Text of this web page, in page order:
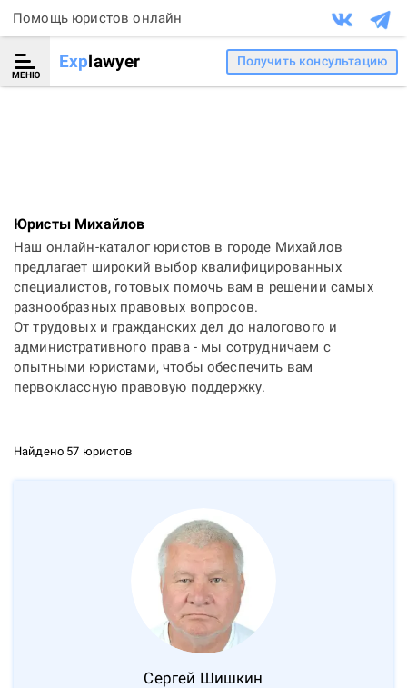
Помощь юристов онлайн
МЕНЮ
Explawyer Получить консультацию
Юристы Михайлов
Наш онлайн-каталог юристов в городе Михайлов
предлагает широкий выбор квалифицированных
специалистов, готовых помочь вам в решении самых
разнообразных правовых вопросов.
От трудовых и гражданских дел до налогового и
административного права - мы сотрудничаем с
опытными юристами, чтобы обеспечить вам
первоклассную правовую поддержку.
Найдено 57 юристов
Сергей Шишкин